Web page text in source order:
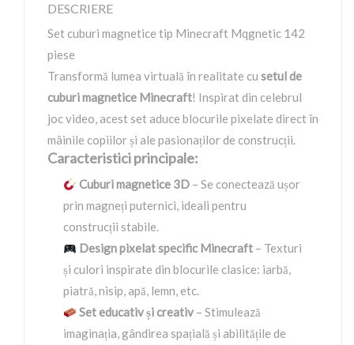
DESCRIERE
Set cuburi magnetice tip Minecraft Mqgnetic 142
piese
Transformă lumea virtuală în realitate cu setul de
cuburi magnetice Minecraft! Inspirat din celebrul
joc video, acest set aduce blocurile pixelate direct în
mâinile copiilor și ale pasionaților de construcții.
Caracteristici principale:
Cuburi magnetice 3D – Se conectează ușor
prin magneți puternici, ideali pentru
construcții stabile.
Design pixelat specific Minecraft – Texturi
și culori inspirate din blocurile clasice: iarbă,
piatră, nisip, apă, lemn, etc.
Set educativ și creativ – Stimulează
imaginația, gândirea spațială și abilitățile de